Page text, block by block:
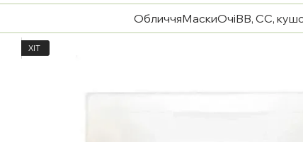
ОбличчяМаскиОчіBB, CC,
ХІТ